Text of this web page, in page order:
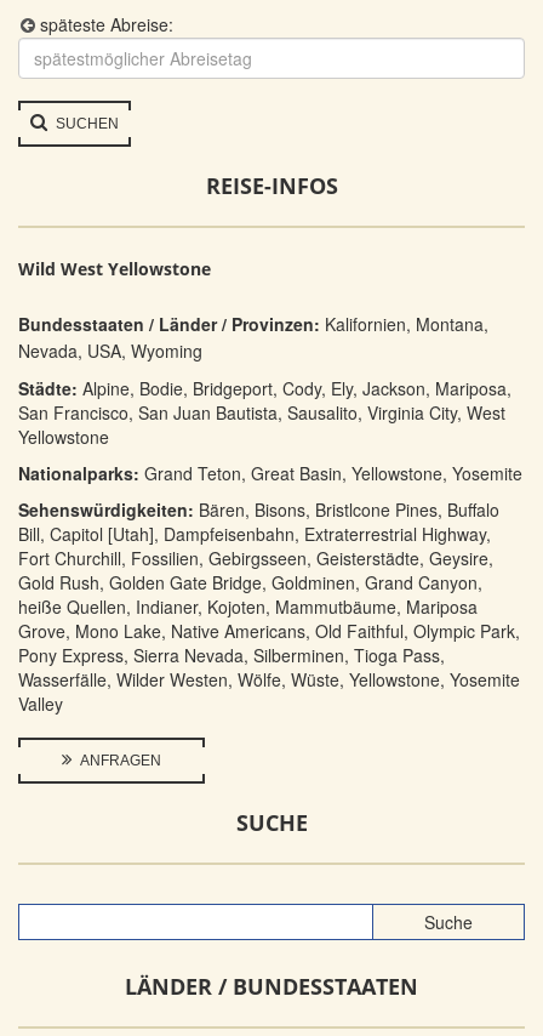
späteste Abreise:
SUCHEN
REISE-INFOS
Wild West Yellowstone
Bundesstaaten / Länder / Provinzen: Kalifornien, Montana,
Nevada, USA, Wyoming
Städte: Alpine, Bodie, Bridgeport, Cody, Ely, Jackson, Mariposa,
San Francisco, San Juan Bautista, Sausalito, Virginia City, West
Yellowstone
Nationalparks: Grand Teton, Great Basin, Yellowstone, Yosemite
Sehenswürdigkeiten: Bären, Bisons, Bristlcone Pines, Buffalo
Bill, Capitol [Utah], Dampfeisenbahn, Extraterrestrial Highway,
Fort Churchill, Fossilien, Gebirgsseen, Geisterstädte, Geysire,
Gold Rush, Golden Gate Bridge, Goldminen, Grand Canyon,
heiße Quellen, Indianer, Kojoten, Mammutbäume, Mariposa
Grove, Mono Lake, Native Americans, Old Faithful, Olympic Park,
Pony Express, Sierra Nevada, Silberminen, Tioga Pass,
Wasserfälle, Wilder Westen, Wölfe, Wüste, Yellowstone, Yosemite
Valley
ANFRAGEN
SUCHE
LÄNDER / BUNDESSTAATEN